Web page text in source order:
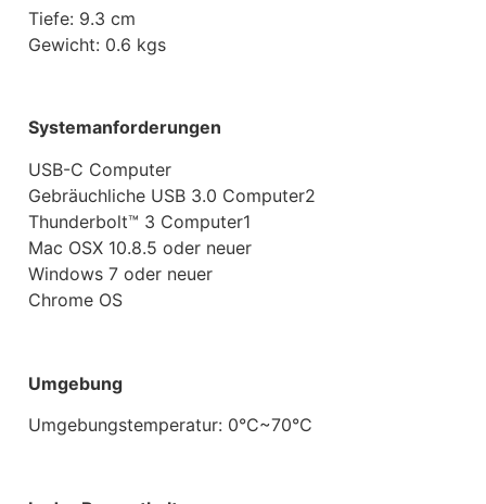
Tiefe: 9.3 cm
Gewicht: 0.6 kgs
Systemanforderungen
USB-C Computer
Gebräuchliche USB 3.0 Computer2
Thunderbolt™ 3 Computer1
Mac OSX 10.8.5 oder neuer
Windows 7 oder neuer
Chrome OS
Umgebung
Umgebungstemperatur: 0°C~70°C